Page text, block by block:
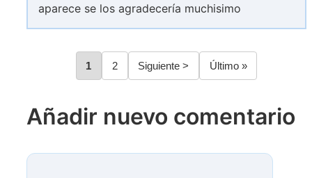
aparece se los agradecería muchisimo
Paginación
Página
1 Página
2
Siguiente
página
Siguiente >
Última
página
Último »
Añadir nuevo comentario